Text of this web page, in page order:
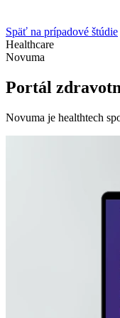
Späť na prípadové štúdie
Healthcare
Novuma
Portál
Novuma je healthtech